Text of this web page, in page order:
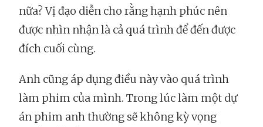
nữa? Vị đạo diễn cho rằng hạnh phúc nên
được nhìn nhận là cả quá trình để đến được
đích cuối cùng.
Anh cũng áp dụng điều này vào quá trình
làm phim của mình. Trong lúc làm một dự
án phim anh thường sẽ không kỳ vọng